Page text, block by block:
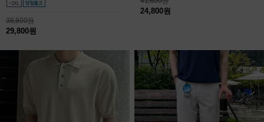
38,800원
29,800원
24,800원